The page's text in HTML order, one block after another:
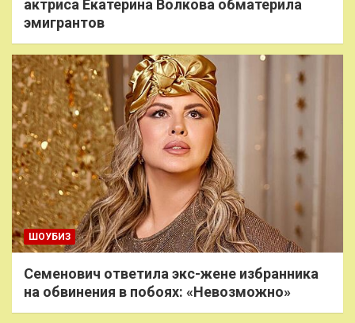
актриса Екатерина Волкова обматерила
эмигрантов
ШОУБИЗ
Семенович ответила экс-жене избранника
на обвинения в побоях: «Невозможно»